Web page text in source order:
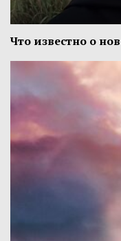
Что известно о